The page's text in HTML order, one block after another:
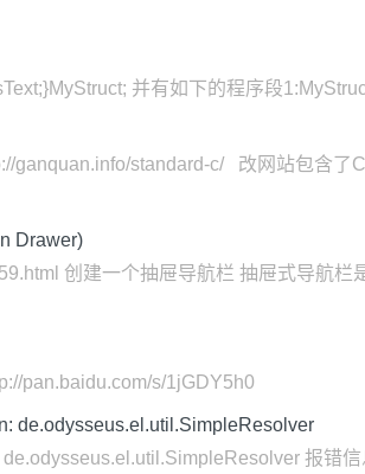
并有如下的程序段
ganquan.info/standard-c/ 改网站包含了
Drawer)
创建一个抽屉导航栏 抽屉式导航
pan.baidu.com/s/1jGDY5h0
de.odysseus.el.util.SimpleResolver
报错信